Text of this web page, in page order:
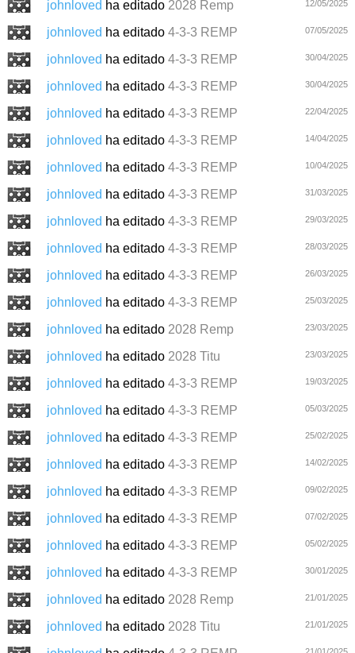
johnloved ha editado 2028 Remp 12/05/2025
johnloved ha editado 4-3-3 REMP 07/05/2025
johnloved ha editado 4-3-3 REMP 30/04/2025
johnloved ha editado 4-3-3 REMP 30/04/2025
johnloved ha editado 4-3-3 REMP 22/04/2025
johnloved ha editado 4-3-3 REMP 14/04/2025
johnloved ha editado 4-3-3 REMP 10/04/2025
johnloved ha editado 4-3-3 REMP 31/03/2025
johnloved ha editado 4-3-3 REMP 29/03/2025
johnloved ha editado 4-3-3 REMP 28/03/2025
johnloved ha editado 4-3-3 REMP 26/03/2025
johnloved ha editado 4-3-3 REMP 25/03/2025
johnloved ha editado 2028 Remp 23/03/2025
johnloved ha editado 2028 Titu 23/03/2025
johnloved ha editado 4-3-3 REMP 19/03/2025
johnloved ha editado 4-3-3 REMP 05/03/2025
johnloved ha editado 4-3-3 REMP 25/02/2025
johnloved ha editado 4-3-3 REMP 14/02/2025
johnloved ha editado 4-3-3 REMP 09/02/2025
johnloved ha editado 4-3-3 REMP 07/02/2025
johnloved ha editado 4-3-3 REMP 05/02/2025
johnloved ha editado 4-3-3 REMP 30/01/2025
johnloved ha editado 2028 Remp 21/01/2025
johnloved ha editado 2028 Titu 21/01/2025